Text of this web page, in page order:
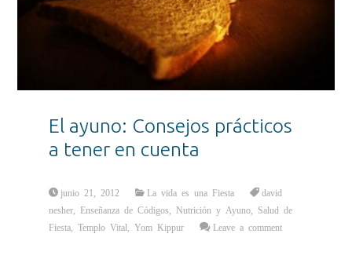
El ayuno: Consejos prácticos
a tener en cuenta
junio 21, 2012 La vida es una Fiesta
david
nesher
Enseñanza de Códigos Nutrición y Ayuno
Salud de
Fiesta ,Templo Vital ,Yom Kippur Leave a comment